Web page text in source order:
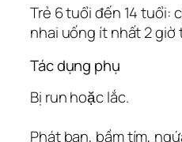
Trẻ 6 tuổi đến 14 tuổi:
nhai uống ít nhất 2
Tác dụng phụ
Bị run hoặc lắc.
Phát ban, bầm tím,